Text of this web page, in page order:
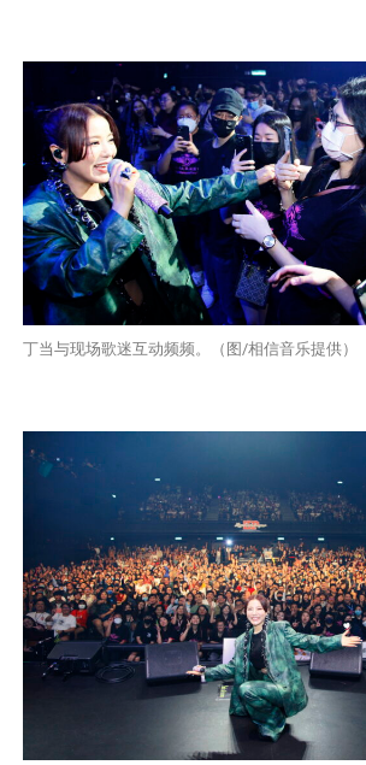
丁当与现场歌迷互动频频。（图/相信音乐提供）